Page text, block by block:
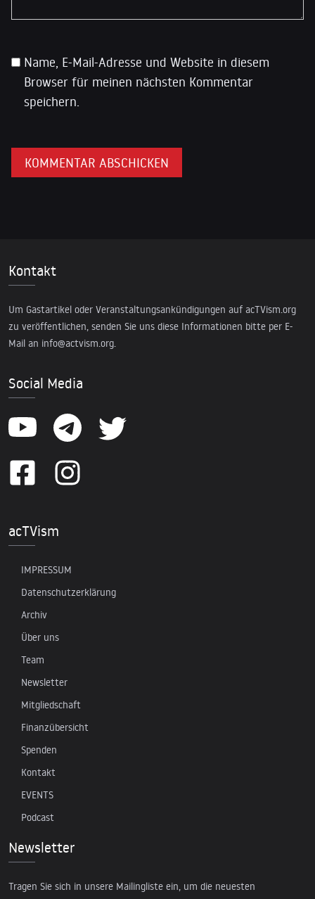
Name, E-Mail-Adresse und Website in diesem
Browser für meinen nächsten Kommentar
speichern.
Kontakt
Um Gastartikel oder Veranstaltungsankündigungen auf acTVism.org
zu veröffentlichen, senden Sie uns diese Informationen bitte per E-
Mail an info@actvism.org.
Social Media
acTVism
IMPRESSUM
Datenschutzerklärung
Archiv
Über uns
Team
Newsletter
Mitgliedschaft
Finanzübersicht
Spenden
Kontakt
EVENTS
Podcast
Newsletter
Tragen Sie sich in unsere Mailingliste ein, um die neuesten